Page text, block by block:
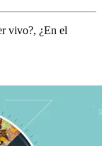
vivo?, ¿En el